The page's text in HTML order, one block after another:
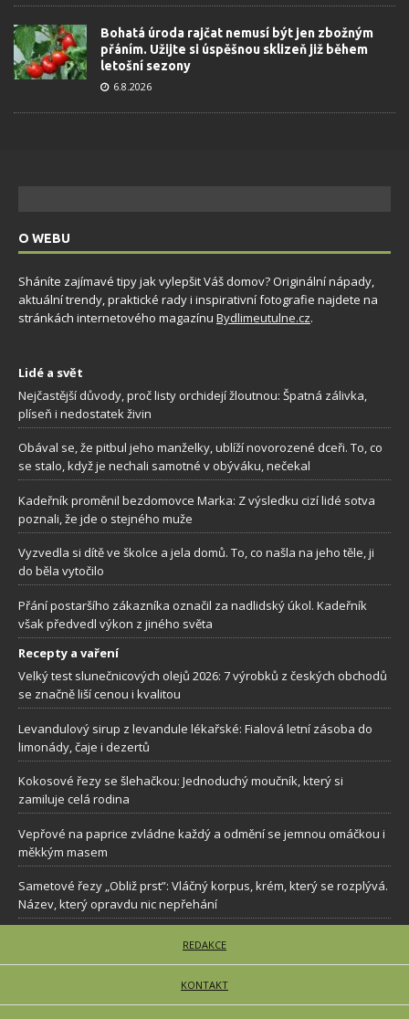
Bohatá úroda rajčat nemusí být jen zbožným
přáním. Užijte si úspěšnou sklizeň již během
letošní sezony
6.8.2026
O WEBU
Sháníte zajímavé tipy jak vylepšit Váš domov? Originální nápady,
aktuální trendy, praktické rady i inspirativní fotografie najdete na
stránkách internetového magazínu Bydlimeutulne.cz.
Lidé a svět
Nejčastější důvody, proč listy orchidejí žloutnou: Špatná zálivka,
plíseň i nedostatek živin
Obával se, že pitbul jeho manželky, ublíží novorozené dceři. To, co
se stalo, když je nechali samotné v obýváku, nečekal
Kadeřník proměnil bezdomovce Marka: Z výsledku cizí lidé sotva
poznali, že jde o stejného muže
Vyzvedla si dítě ve školce a jela domů. To, co našla na jeho těle, ji
do běla vytočilo
Přání postaršího zákazníka označil za nadlidský úkol. Kadeřník
však předvedl výkon z jiného světa
Recepty a vaření
Velký test slunečnicových olejů 2026: 7 výrobků z českých obchodů
se značně liší cenou i kvalitou
Levandulový sirup z levandule lékařské: Fialová letní zásoba do
limonády, čaje i dezertů
Kokosové řezy se šlehačkou: Jednoduchý moučník, který si
zamiluje celá rodina
Vepřové na paprice zvládne každý a odmění se jemnou omáčkou i
měkkým masem
Sametové řezy „Obliž prst”: Vláčný korpus, krém, který se rozplývá.
Název, který opravdu nic nepřehání
REDAKCE
KONTAKT